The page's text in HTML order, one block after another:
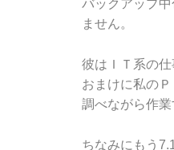
バックアップ
ません。
彼はＩＴ系の
おまけに私の
調べながら作
ちなみにもう